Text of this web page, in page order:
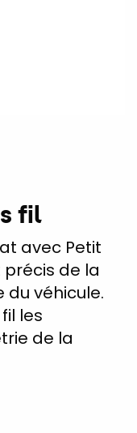
fil
avec Petit
de la
véhicule.
les
de la